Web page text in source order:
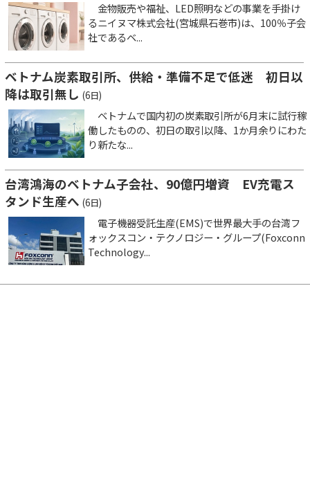
金物販売や福祉、LED照明などの事業を手掛け
るニイヌマ株式会社(宮城県石巻市)は、100％子会
社であるベ...
ベトナム炭素取引所、供給・準備不足で低迷 初日以
降は取引無し (6日)
ベトナムで国内初の炭素取引所が6月末に試行稼
働したものの、初日の取引以降、1か月余りにわた
り新たな...
台湾鴻海のベトナム子会社、90億円増資 EV充電ス
タンド生産へ (6日)
電子機器受託生産(EMS)で世界最大手の台湾フ
ォックスコン・テクノロジー・グループ(Foxconn
Technology...